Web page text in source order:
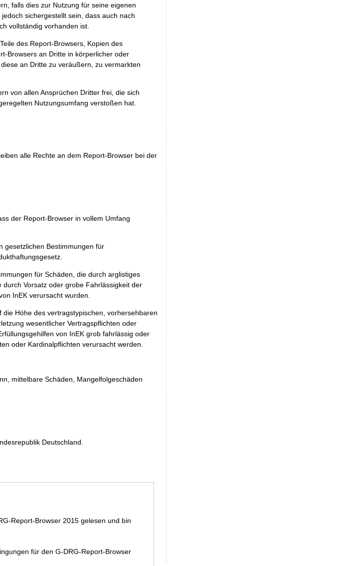
falls dies zur Nutzung für seine eigenen
sichergestellt sein, dass auch nach
vollständig vorhanden ist.
des Report-Browsers, Kopien des
Browsers an Dritte in körperlicher oder
an Dritte zu veräußern, zu vermarkten
von allen Ansprüchen Dritter frei, die sich
Nutzungsumfang verstoßen hat.
alle Rechte an dem Report-Browser bei der
der Report-Browser in vollem Umfang
gesetzlichen Bestimmungen für
für Schäden, die durch arglistiges
Vorsatz oder grobe Fahrlässigkeit der
InEK verursacht wurden.
Höhe des vertragstypischen, vorhersehbaren
wesentlicher Vertragspflichten oder
von InEK grob fahrlässig oder
oder Kardinalpflichten verursacht werden.
mittelbare Schäden, Mangelfolgeschäden
Deutschland.
Report-Browser 2015 gelesen und bin
für den G-DRG-Report-Browser